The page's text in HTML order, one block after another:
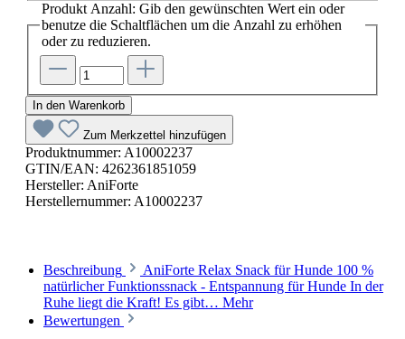
Produkt Anzahl: Gib den gewünschten Wert ein oder
benutze die Schaltflächen um die Anzahl zu erhöhen
oder zu reduzieren.
In den Warenkorb
Zum Merkzettel hinzufügen
Produktnummer: A10002237
GTIN/EAN: 4262361851059
Hersteller: AniForte
Herstellernummer: A10002237
Beschreibung
AniForte Relax Snack für Hunde 100 %
natürlicher Funktionssnack - Entspannung für Hunde In der
Ruhe liegt die Kraft! Es gibt… Mehr
Bewertungen